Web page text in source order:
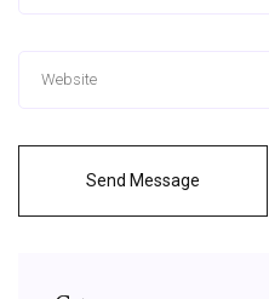
Send Message